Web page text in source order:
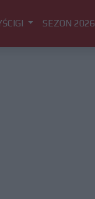
SEZON 2026